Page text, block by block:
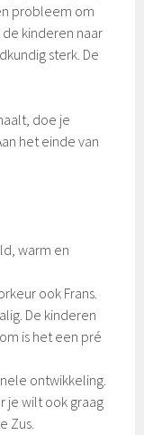
probleem om
kinderen naar
sterk. De
doe je
het einde van
warm en
ook Frans.
De kinderen
is het een pré
ontwikkeling.
je wilt ook graag
Zus.